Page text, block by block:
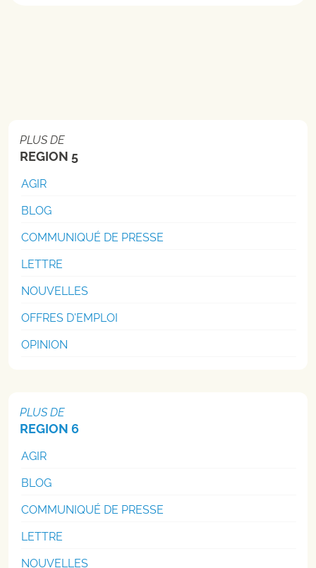
PLUS DE
REGION 5
AGIR
BLOG
COMMUNIQUÉ DE PRESSE
LETTRE
NOUVELLES
OFFRES D'EMPLOI
OPINION
PLUS DE
REGION 6
AGIR
BLOG
COMMUNIQUÉ DE PRESSE
LETTRE
NOUVELLES